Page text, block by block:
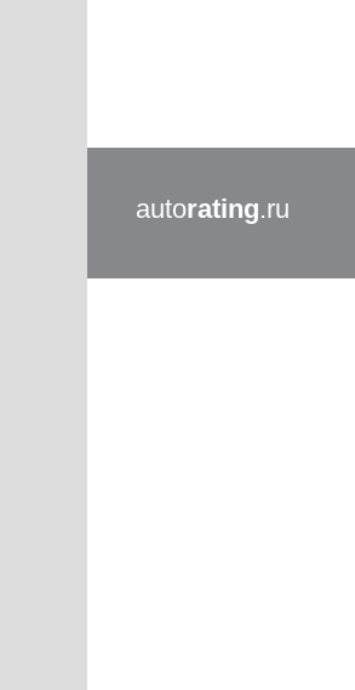
autorating.ru